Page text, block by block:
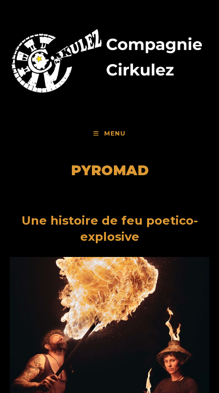
MENU
PYROMAD
Une histoire de feu poetico-
explosive